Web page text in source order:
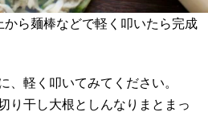
ら麺棒などで軽く叩いたら完成
、軽く叩いてみてください。
り干し大根としんなりまとまっ